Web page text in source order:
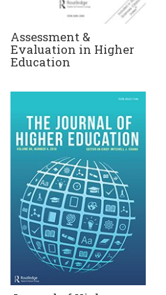
Assessment &
Evaluation in Higher
Education